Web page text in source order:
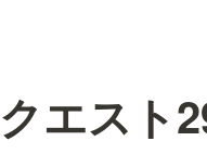
クエスト